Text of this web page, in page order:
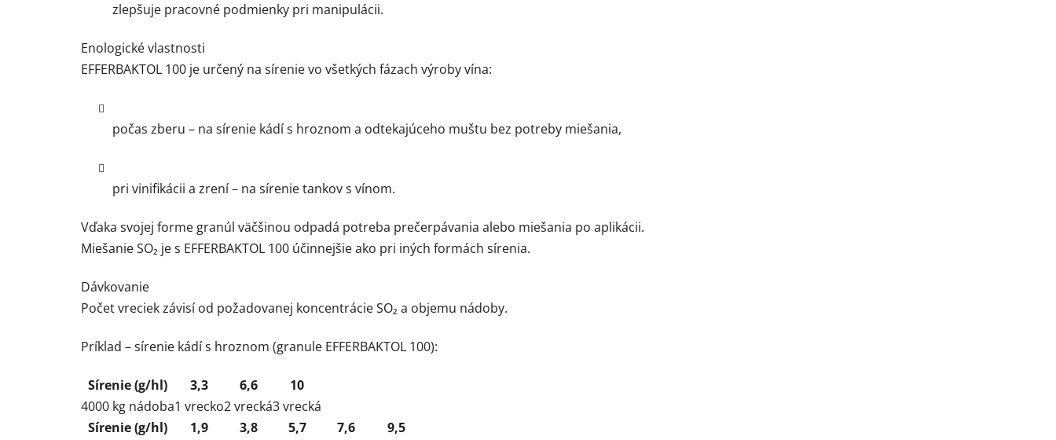
zlepšuje pracovné podmienky pri manipulácii.
Enologické vlastnosti
EFFERBAKTOL 100 je určený na sírenie vo všetkých fázach výroby vína:
počas zberu – na sírenie kádí s hroznom a odtekajúceho muštu bez potreby miešania,
pri vinifikácii a zrení – na sírenie tankov s vínom.
Vďaka svojej forme granúl väčšinou odpadá potreba prečerpávania alebo miešania po aplikácii.
Miešanie SO₂ je s EFFERBAKTOL 100 účinnejšie ako pri iných formách sírenia.
Dávkovanie
Počet vreciek závisí od požadovanej koncentrácie SO₂ a objemu nádoby.
Príklad – sírenie kádí s hroznom (granule EFFERBAKTOL 100):
Sírenie (g/hl) 3,3 6,6
10
4000 kg nádoba1 vrecko2 vrecká3 vrecká
Sírenie (g/hl)
1,9 3,8 5,7 7,6 9,5